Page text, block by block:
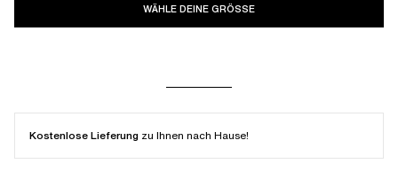
WÄHLE DEINE GRÖSSE
Kostenlose Lieferung zu Ihnen nach Hause!